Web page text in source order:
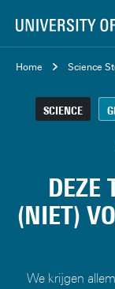
Home Science
SCIENCE
DEZE
(NIET)
We krijgen